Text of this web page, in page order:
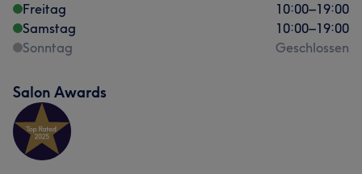
Freitag
10:00–19:00
Samstag
10:00–19:00
Sonntag
Geschlossen
Salon Awards